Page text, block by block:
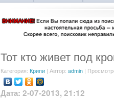
Тот кто живет под
Категория: Крипи | Автор: admin |
Дата: 2-07-2013, 21:12